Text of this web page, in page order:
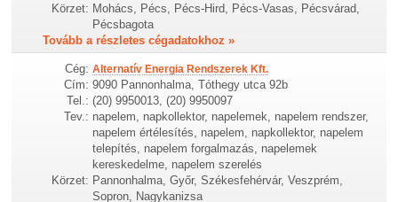
Körzet: Mohács, Pécs, Pécs-Hird, Pécs-Vasas, Pécsvárad,
Pécsbagota
Tovább a részletes cégadatokhoz »
Cég: Alternatív Energia Rendszerek Kft.
Cím: 9090 Pannonhalma, Tóthegy utca 92b
Tel.: (20) 9950013, (20) 9950097
Tev.: napelem, napkollektor, napelemek, napelem rendszer,
napelem értélesítés, napelem, napkollektor, napelem
telepítés, napelem forgalmazás, napelemek
kereskedelme, napelem szerelés
Körzet: Pannonhalma, Győr, Székesfehérvár, Veszprém,
Sopron, Nagykanizsa